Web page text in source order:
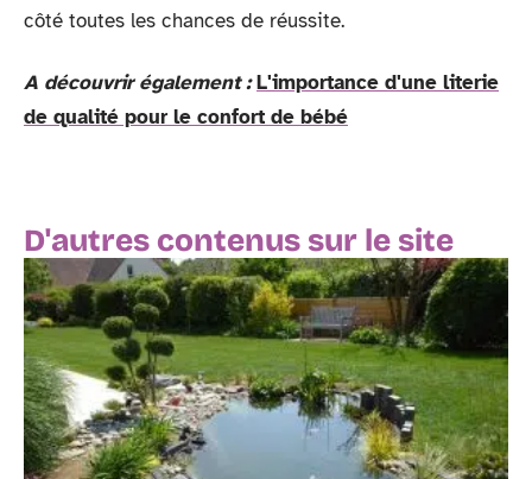
côté toutes les chances de réussite.
A découvrir également : L'importance d'une literie
de qualité pour le confort de bébé
D'autres contenus sur le site